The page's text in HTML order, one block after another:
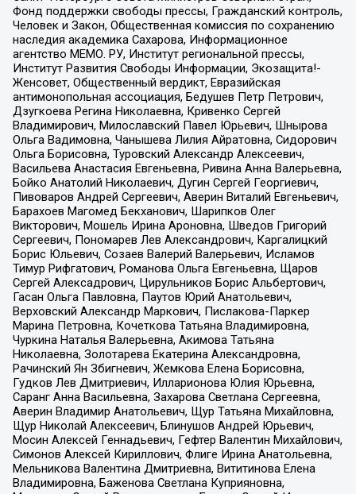
Фонд поддержки свободы прессы, Гражданский контроль,
Человек и Закон, Общественная комиссия по сохранению
наследия академика Сахарова, Информационное
агентство МЕМО. РУ, Институт региональной прессы,
Институт Развития Свободы Информации, Экозащита!-
Женсовет, Общественный вердикт, Евразийская
антимонопольная ассоциация, Бедушев Петр Петрович,
Дзугкоева Регина Николаевна, Кривенко Сергей
Владимирович, Милославский Павел Юрьевич, Шнырова
Ольга Вадимовна, Чанышева Лилия Айратовна, Сидорович
Ольга Борисовна, Туровский Александр Алексеевич,
Васильева Анастасия Евгеньевна, Ривина Анна Валерьевна,
Бойко Анатолий Николаевич, Дугин Сергей Георгиевич,
Пивоваров Андрей Сергеевич, Аверин Виталий Евгеньевич,
Барахоев Магомед Бекханович, Шарипков Олег
Викторович, Мошель Ирина Ароновна, Шведов Григорий
Сергеевич, Пономарев Лев Александрович, Каргалицкий
Борис Юльевич, Созаев Валерий Валерьевич, Исламов
Тимур Рифгатович, Романова Ольга Евгеньевна, Щаров
Сергей Алексадрович, Цирульников Борис Альбертович,
Гасан Ольга Павловна, Паутов Юрий Анатольевич,
Верховский Александр Маркович, Пислакова-Паркер
Марина Петровна, Кочеткова Татьяна Владимировна,
Чуркина Наталья Валерьевна, Акимова Татьяна
Николаевна, Золотарева Екатерина Александровна,
Рачинский Ян Збигневич, Жемкова Елена Борисовна,
Гудков Лев Дмитриевич, Илларионова Юлия Юрьевна,
Саранг Анна Васильевна, Захарова Светлана Сергеевна,
Аверин Владимир Анатольевич, Щур Татьяна Михайловна,
Щур Николай Алексеевич, Блинушов Андрей Юрьевич,
Мосин Алексей Геннадьевич, Гефтер Валентин Михайлович,
Симонов Алексей Кириллович, Флиге Ирина Анатольевна,
Мельникова Валентина Дмитриевна, Вититинова Елена
Владимировна, Баженова Светлана Куприяновна,